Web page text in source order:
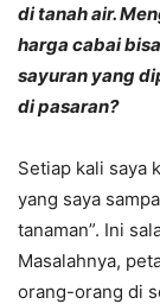
di tanah air.
harga cabai
sayuran yang
di pasaran?
Setiap kali saya
yang saya
tanaman”. Ini
Masalahnya,
orang-orang di